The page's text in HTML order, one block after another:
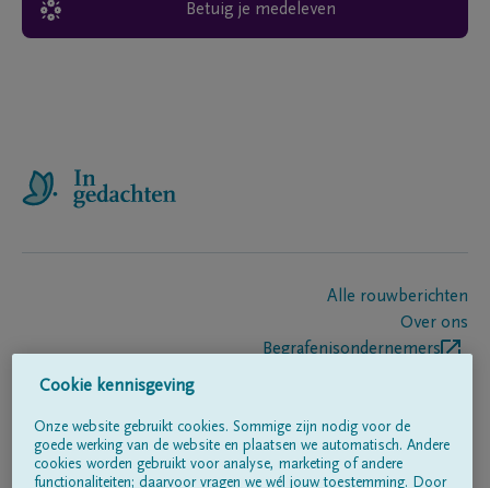
Betuig je medeleven
Alle rouwberichten
Over ons
Begrafenisondernemers
Volg ons op
Cookie kennisgeving
Onze website gebruikt cookies. Sommige zijn nodig voor de
goede werking van de website en plaatsen we automatisch. Andere
cookies worden gebruikt voor analyse, marketing of andere
functionaliteiten; daarvoor vragen we wél jouw toestemming. Door